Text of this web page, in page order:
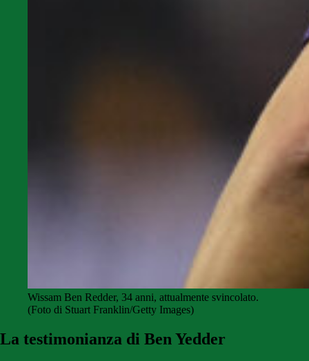
Wissam Ben Redder, 34 anni, attualmente svincolato.
(Foto di Stuart Franklin/Getty Images)
La testimonianza di Ben Yedder